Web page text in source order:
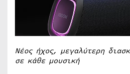
Νέος ήχος, μεγαλύτερη
σε κάθε μουσική